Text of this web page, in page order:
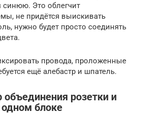
синюю. Это облегчит
не придётся выискивать
нужно будет просто соединять
провода, проложенные
ещё алебастр и шпатель.
объединения розетки и
блоке